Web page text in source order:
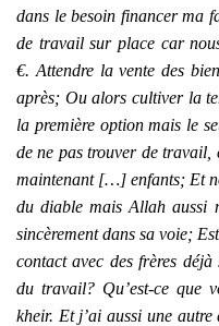
dans le besoin financer ma
de travail sur place car
€. Attendre la vente des
après; Ou alors cultiver la
la première option mais le
de ne pas trouver de travail,
maintenant […] enfants; Et
du diable mais Allah aussi
sincèrement dans sa voie;
contact avec des frères
du travail? Qu’est-ce que
kheir. Et j’ai aussi une